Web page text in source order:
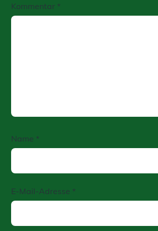
Kommentar *
Name *
E-Mail-Adresse *